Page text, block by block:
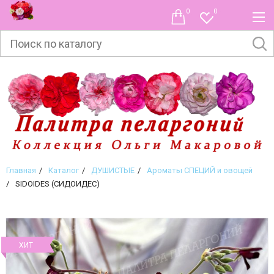
0
0
Главная Каталог ДУШИСТЫЕ
Ароматы СПЕЦИЙ и овощей
SIDOIDES (СИДОИДЕС)
ХИТ